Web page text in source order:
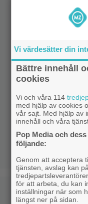
Vi värdesätter din
Bättre innehåll
cookies
Vi och våra 114
med hjälp av cookies
vår sajt. Med hjälp av
innehåll och våra
Pop Media och
följande:
Genom att acceptera
tjänsten, avslag kan
för att arbeta, du kan
inställningar när som
längst ner på sidan.